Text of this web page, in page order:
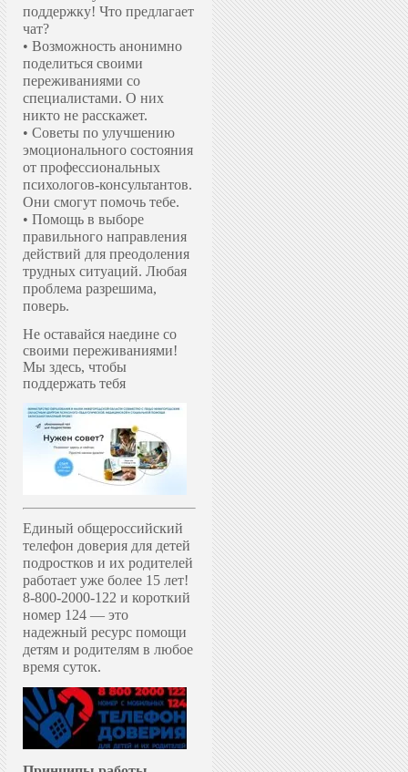
поддержку! Что предлагает
чат?
• Возможность анонимно
поделиться своими
переживаниями со
специалистами. О них
никто не расскажет.
• Советы по улучшению
эмоционального состояния
от профессиональных
психологов-консультантов.
Они смогут помочь тебе.
• Помощь в выборе
правильного направления
действий для преодоления
трудных ситуаций. Любая
проблема разрешима,
поверь.
Не оставайся наедине со
своими переживаниями!
Мы здесь, чтобы
поддержать тебя
Единый общероссийский
телефон доверия для детей
подростков и их родителей
работает уже более 15 лет!
8-800-2000-122 и короткий
номер 124 — это
надежный ресурс помощи
детям и родителям в любое
время суток.